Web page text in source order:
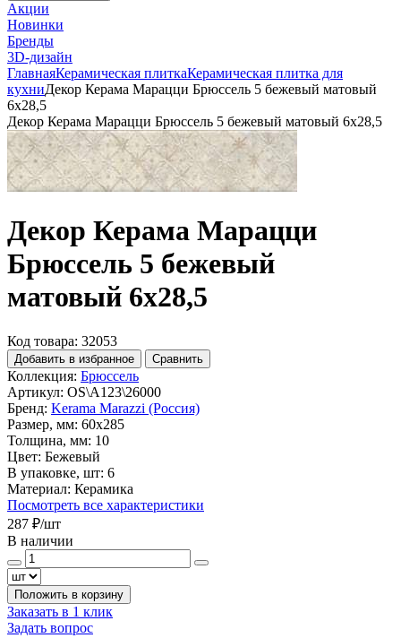
Акции
Новинки
Бренды
3D-дизайн
ГлавнаяКерамическая плиткаКерамическая плитка для
кухниДекор Керама Марацци Брюссель 5 бежевый матовый
6x28,5
Декор Керама Марацци Брюссель 5 бежевый матовый 6x28,5
Декор Керама Марацци
Брюссель 5 бежевый
матовый 6x28,5
Код товара: 32053
Добавить в избранное Сравнить
Коллекция: Брюссель
Артикул: OS\A123\26000
Бренд: Kerama Marazzi (Россия)
Размер, мм: 60x285
Толщина, мм: 10
Цвет: Бежевый
В упаковке, шт: 6
Материал: Керамика
Посмотреть все характеристики
287 ₽/шт
В наличии
Положить в корзину
Заказать в 1 клик
Задать вопрос